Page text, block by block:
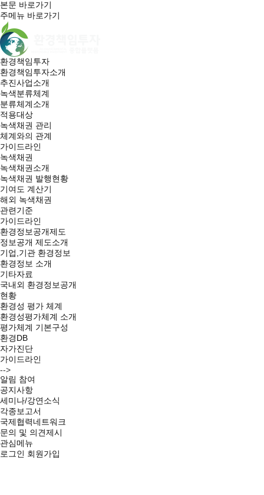
본문 바로가기
주메뉴 바로가기
환경책임투자
환경책임투자소개
추진사업소개
녹색분류체계
분류체계소개
적용대상
녹색채권 관리
체계와의 관계
가이드라인
녹색채권
녹색채권소개
녹색채권 발행현황
기여도 계산기
해외 녹색채권
관련기준
가이드라인
환경정보공개제도
정보공개 제도소개
기업,기관 환경정보
환경정보 소개
기타자료
국내외 환경정보공개
현황
환경성 평가 체계
환경성평가체계 소개
평가체계 기본구성
환경DB
자가진단
가이드라인
-->
알림 참여
공지사항
세미나/강연소식
각종보고서
국제협력네트워크
문의 및 의견제시
관심메뉴
로그인 회원가입